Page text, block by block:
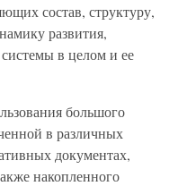
состав, структуру,
развития,
в целом и ее
большого
в различных
документах,
накопленного